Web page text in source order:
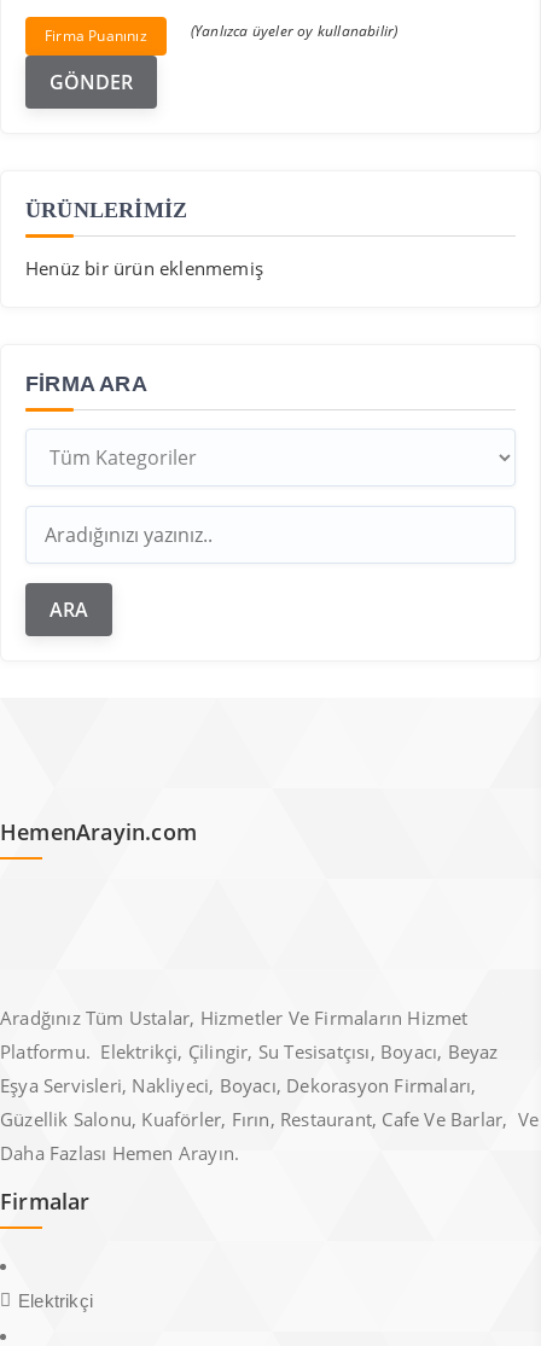
Firma Puanınız (Yanlızca üyeler oy kullanabilir)
ÜRÜNLERİMİZ
Henüz bir ürün eklenmemiş
FIRMA ARA
HemenArayin.com
Aradğınız Tüm Ustalar, Hizmetler Ve Firmaların Hizmet
Platformu. Elektrikçi, Çilingir, Su Tesisatçısı, Boyacı, Beyaz
Eşya Servisleri, Nakliyeci, Boyacı, Dekorasyon Firmaları,
Güzellik Salonu, Kuaförler, Fırın, Restaurant, Cafe Ve Barlar, Ve
Daha Fazlası Hemen Arayın.
Firmalar
Elektrikçi